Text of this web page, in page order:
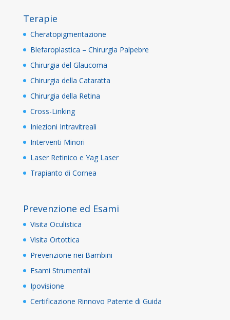
Terapie
Cheratopigmentazione
Blefaroplastica – Chirurgia Palpebre
Chirurgia del Glaucoma
Chirurgia della Cataratta
Chirurgia della Retina
Cross-Linking
Iniezioni Intravitreali
Interventi Minori
Laser Retinico e Yag Laser
Trapianto di Cornea
Prevenzione ed Esami
Visita Oculistica
Visita Ortottica
Prevenzione nei Bambini
Esami Strumentali
Ipovisione
Certificazione Rinnovo Patente di Guida